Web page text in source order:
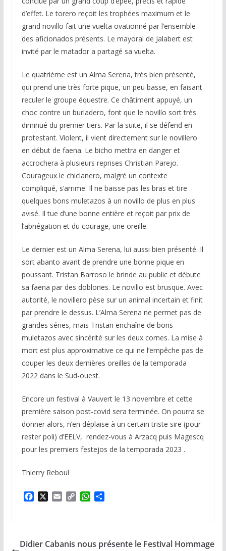
d’effet. Le torero reçoit les trophées maximum et le
grand novillo fait une vuelta ovationné par l’ensemble
des aficionados présents. Le mayoral de Jalabert est
invité par le matador a partagé sa vuelta.
Le quatrième est un Alma Serena, très bien présenté,
qui prend une très forte pique, un peu basse, en faisant
reculer le groupe équestre. Ce châtiment appuyé, un
choc contre un burladero, font que le novillo sort très
diminué du premier tiers. Par la suite, il se défend en
protestant. Violent, il vient directement sur le novillero
en début de faena. Le bicho mettra en danger et
accrochera à plusieurs reprises Christian Parejo.
Courageux le chiclanero, malgré un contexte
compliqué, s’arrime. Il ne baisse pas les bras et tire
quelques bons muletazos à un novillo de plus en plus
avisé. Il tue d’une bonne entière et reçoit par prix de
l’abnégation et du courage, une oreille.
Le dernier est un Alma Serena, lui aussi bien présenté. Il
sort abanto avant de prendre une bonne pique en
poussant. Tristan Barroso le brinde au public et débute
sa faena par des doblones. Le novillo est brusque. Avec
autorité, le novillero pèse sur un animal incertain et finit
par prendre le dessus. L’Alma Serena ne permet pas de
grandes séries, mais Tristan enchaîne de bons
muletazos avec sincérité sur les deux cornes. La mise à
mort est plus approximative ce qui ne l’empêche pas de
couper les deux dernières oreilles de la temporada
2022 dans le Sud-ouest.
Encore un festival à Vauvert le 13 novembre et cette
première saison post-covid sera terminée. On pourra se
donner alors, n’en déplaise à un certain triste sire (pour
rester poli) d’EELV, rendez-vous à Arzacq puis Magescq
pour les premiers festejos de la temporada 2023 .
Thierry Reboul
o
i
W
A
g
Didier Cabanis nous présente le Festival Hommage